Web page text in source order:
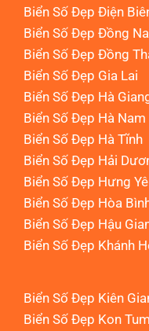
Biển Số Đẹp Điện
Biển Số Đẹp Đồng
Biển Số Đẹp Đồng
Biển Số Đẹp Gia Lai
Biển Số Đẹp Hà
Biển Số Đẹp Hà Nam
Biển Số Đẹp Hà Tĩnh
Biển Số Đẹp Hải
Biển Số Đẹp Hưng
Biển Số Đẹp Hòa
Biển Số Đẹp Hậu
Biển Số Đẹp Khánh
Biển Số Đẹp Kiên
Biển Số Đẹp Kon Tum